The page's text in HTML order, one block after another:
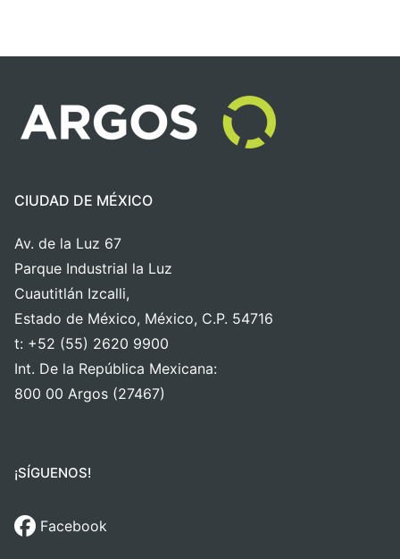
CIUDAD DE MÉXICO
Av. de la Luz 67
Parque Industrial la Luz
Cuautitlán Izcalli,
Estado de México, México, C.P. 54716
t: +52 (55) 2620 9900
Int. De la República Mexicana:
800 00 Argos (27467)
¡SÍGUENOS!
Facebook